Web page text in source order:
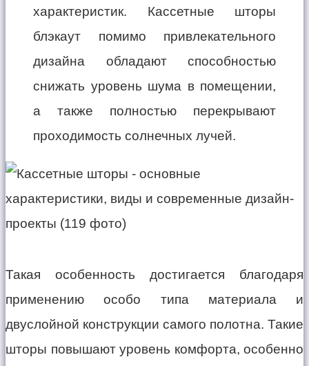
характеристик. Кассетные шторы
блэкаут помимо привлекательного
дизайна обладают способностью
снижать уровень шума в помещении,
а также полностью перекрывают
проходимость солнечных лучей.
Такая особенность достигается благодаря
применению особо типа материала и
двуслойной конструкции самого полотна. Такие
шторы повышают уровень комфорта, особенно